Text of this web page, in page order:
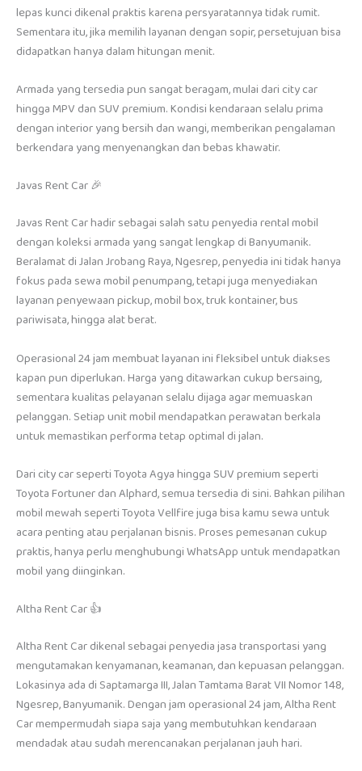
lepas kunci dikenal praktis karena persyaratannya tidak rumit.
Sementara itu, jika memilih layanan dengan sopir, persetujuan bisa
didapatkan hanya dalam hitungan menit.
Armada yang tersedia pun sangat beragam, mulai dari city car
hingga MPV dan SUV premium. Kondisi kendaraan selalu prima
dengan interior yang bersih dan wangi, memberikan pengalaman
berkendara yang menyenangkan dan bebas khawatir.
Javas Rent Car 🎉
Javas Rent Car hadir sebagai salah satu penyedia rental mobil
dengan koleksi armada yang sangat lengkap di Banyumanik.
Beralamat di Jalan Jrobang Raya, Ngesrep, penyedia ini tidak hanya
fokus pada sewa mobil penumpang, tetapi juga menyediakan
layanan penyewaan pickup, mobil box, truk kontainer, bus
pariwisata, hingga alat berat.
Operasional 24 jam membuat layanan ini fleksibel untuk diakses
kapan pun diperlukan. Harga yang ditawarkan cukup bersaing,
sementara kualitas pelayanan selalu dijaga agar memuaskan
pelanggan. Setiap unit mobil mendapatkan perawatan berkala
untuk memastikan performa tetap optimal di jalan.
Dari city car seperti Toyota Agya hingga SUV premium seperti
Toyota Fortuner dan Alphard, semua tersedia di sini. Bahkan pilihan
mobil mewah seperti Toyota Vellfire juga bisa kamu sewa untuk
acara penting atau perjalanan bisnis. Proses pemesanan cukup
praktis, hanya perlu menghubungi WhatsApp untuk mendapatkan
mobil yang diinginkan.
Altha Rent Car 👍
Altha Rent Car dikenal sebagai penyedia jasa transportasi yang
mengutamakan kenyamanan, keamanan, dan kepuasan pelanggan.
Lokasinya ada di Saptamarga III, Jalan Tamtama Barat VII Nomor 148,
Ngesrep, Banyumanik. Dengan jam operasional 24 jam, Altha Rent
Car mempermudah siapa saja yang membutuhkan kendaraan
mendadak atau sudah merencanakan perjalanan jauh hari.